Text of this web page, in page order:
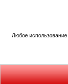
Любое